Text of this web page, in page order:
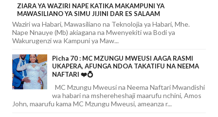
ZIARA YA WAZIRI NAPE KATIKA MAKAMPUNI YA
MAWASILIANO YA SIMU JIJINI DAR ES SALAAM
Waziri wa Habari, Mawasiliano na Teknolojia ya Habari, Mhe.
Nape Nnauye (Mb) akiagana na Mwenyekiti wa Bodi ya
Wakurugenzi wa Kampuni ya Maw...
Picha 70 : MC MZUNGU MWEUSI AAGA RASMI
UKAPERA, AFUNGA NDOA TAKATIFU NA NEEMA
NAFTARI ❤️💍
MC Mzungu Mweusi na Neema Naftari Mwandishi
wa habari na mshereheshaji maarufu nchini, Amos
John, maarufu kama MC Mzungu Mweusi, ameanza r...